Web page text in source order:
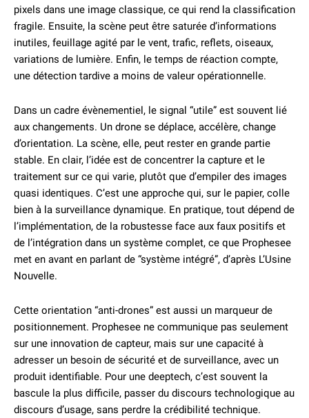
pixels dans une image classique, ce qui rend la classification
fragile. Ensuite, la scène peut être saturée d’informations
inutiles, feuillage agité par le vent, trafic, reflets, oiseaux,
variations de lumière. Enfin, le temps de réaction compte,
une détection tardive a moins de valeur opérationnelle.
Dans un cadre évènementiel, le signal “utile” est souvent lié
aux changements. Un drone se déplace, accélère, change
d’orientation. La scène, elle, peut rester en grande partie
stable. En clair, l’idée est de concentrer la capture et le
traitement sur ce qui varie, plutôt que d’empiler des images
quasi identiques. C’est une approche qui, sur le papier, colle
bien à la surveillance dynamique. En pratique, tout dépend de
l’implémentation, de la robustesse face aux faux positifs et
de l’intégration dans un système complet, ce que Prophesee
met en avant en parlant de “système intégré”, d’après L’Usine
Nouvelle.
Cette orientation “anti-drones” est aussi un marqueur de
positionnement. Prophesee ne communique pas seulement
sur une innovation de capteur, mais sur une capacité à
adresser un besoin de sécurité et de surveillance, avec un
produit identifiable. Pour une deeptech, c’est souvent la
bascule la plus difficile, passer du discours technologique au
discours d’usage, sans perdre la crédibilité technique.